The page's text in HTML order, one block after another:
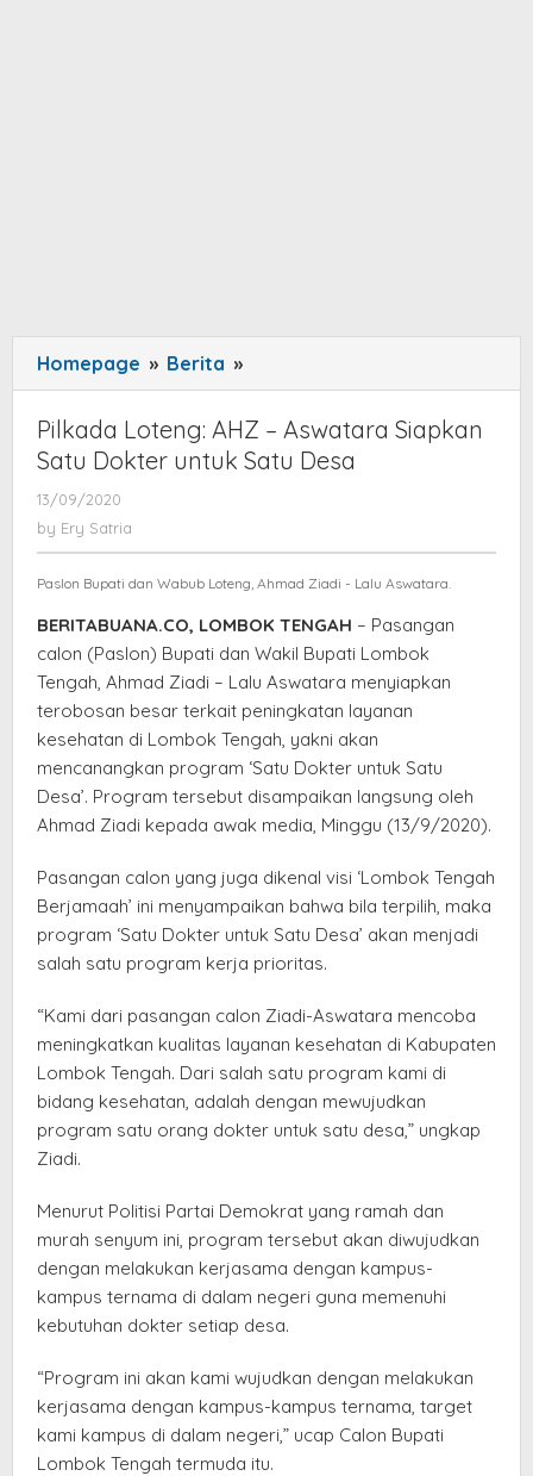
Homepage » Berita »
Loteng:
AHZ
–
untuk
Satu
Desa
Pilkada Loteng: AHZ – Aswatara Siapkan
Satu Dokter untuk Satu Desa
13/09/2020
by Ery Satria
Paslon Bupati dan Wabub Loteng, Ahmad Ziadi - Lalu Aswatara.
BERITABUANA.CO, LOMBOK TENGAH – Pasangan
calon (Paslon) Bupati dan Wakil Bupati Lombok
Tengah, Ahmad Ziadi – Lalu Aswatara menyiapkan
terobosan besar terkait peningkatan layanan
kesehatan di Lombok Tengah, yakni akan
mencanangkan program ‘Satu Dokter untuk Satu
Desa’. Program tersebut disampaikan langsung oleh
Ahmad Ziadi kepada awak media, Minggu (13/9/2020).
Pasangan calon yang juga dikenal visi ‘Lombok Tengah
Berjamaah’ ini menyampaikan bahwa bila terpilih, maka
program ‘Satu Dokter untuk Satu Desa’ akan menjadi
salah satu program kerja prioritas.
“Kami dari pasangan calon Ziadi-Aswatara mencoba
meningkatkan kualitas layanan kesehatan di Kabupaten
Lombok Tengah. Dari salah satu program kami di
bidang kesehatan, adalah dengan mewujudkan
program satu orang dokter untuk satu desa,” ungkap
Ziadi.
Menurut Politisi Partai Demokrat yang ramah dan
murah senyum ini, program tersebut akan diwujudkan
dengan melakukan kerjasama dengan kampus-
kampus ternama di dalam negeri guna memenuhi
kebutuhan dokter setiap desa.
“Program ini akan kami wujudkan dengan melakukan
kerjasama dengan kampus-kampus ternama, target
kami kampus di dalam negeri,” ucap Calon Bupati
Lombok Tengah termuda itu.